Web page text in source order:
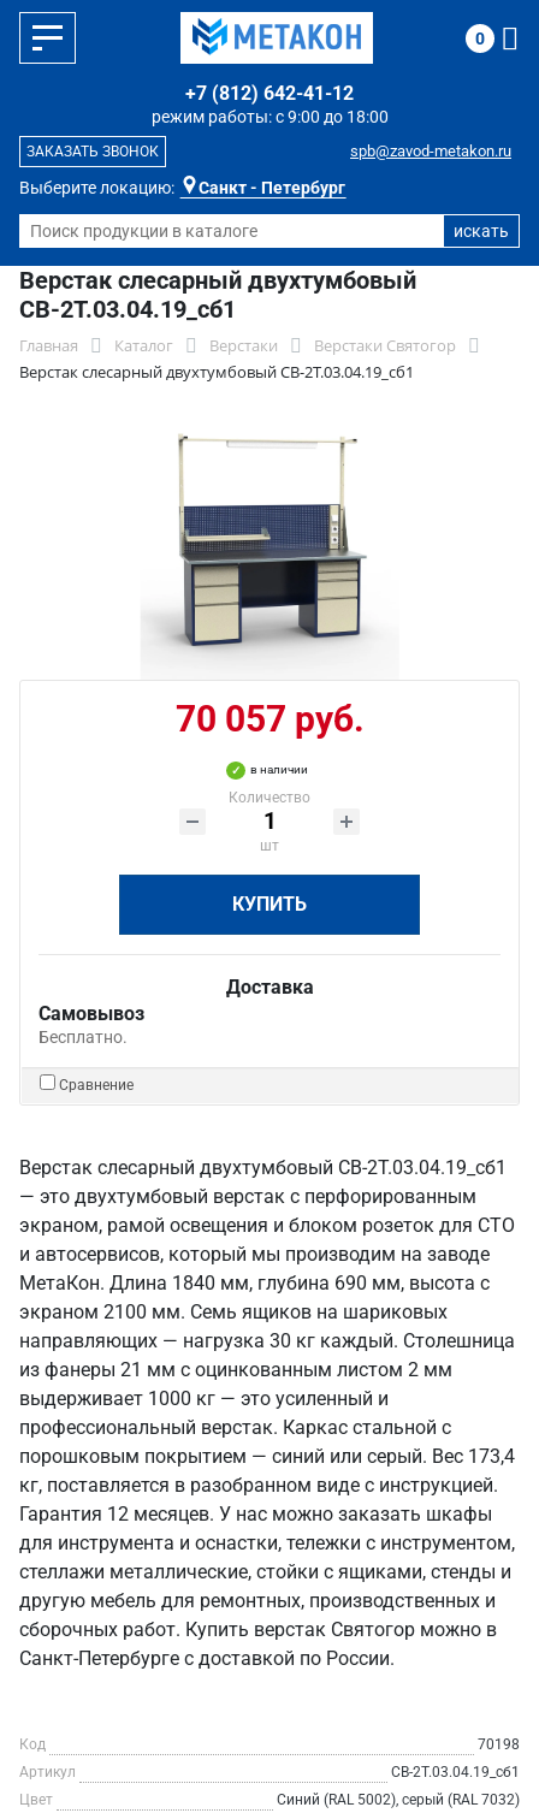
Выберите локацию: Санкт - Петербург
режим работы: с 9:00 до 18:00
+7 (812) 642-41-12
spb@zavod-metakon.ru
ЗАКАЗАТЬ ЗВОНОК
0
Верстак слесарный двухтумбовый
СВ-2Т.03.04.19_сб1
Главная Каталог Верстаки
Верстаки Святогор
Верстак слесарный двухтумбовый СВ-2Т.03.04.19_сб1
70 057 руб.
в наличии
Количество
шт
КУПИТЬ
Доставка
Самовывоз
Бесплатно.
Сравнение
Верстак слесарный двухтумбовый СВ-2Т.03.04.19_сб1
— это двухтумбовый верстак с перфорированным
экраном, рамой освещения и блоком розеток для СТО
и автосервисов, который мы производим на заводе
МетаКон. Длина 1840 мм, глубина 690 мм, высота с
экраном 2100 мм. Семь ящиков на шариковых
направляющих — нагрузка 30 кг каждый. Столешница
из фанеры 21 мм с оцинкованным листом 2 мм
выдерживает 1000 кг — это усиленный и
профессиональный верстак. Каркас стальной с
порошковым покрытием — синий или серый. Вес 173,4
кг, поставляется в разобранном виде с инструкцией.
Гарантия 12 месяцев. У нас можно заказать шкафы
для инструмента и оснастки, тележки с инструментом,
стеллажи металлические, стойки с ящиками, стенды и
другую мебель для ремонтных, производственных и
сборочных работ. Купить верстак Святогор можно в
Санкт‑Петербурге с доставкой по России.
Код
70198
Артикул
СВ-2Т.03.04.19_сб1
Цвет
Синий (RAL 5002), серый (RAL 7032)